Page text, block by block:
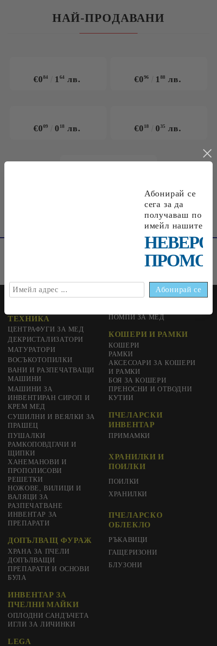
НАЙ-ПРОДАВАНИ
€084 164 лв. €096 188 лв.
€009 018 лв. €018 035 лв.
ТЕХНИКА
ЦЕНТРАФУГИ ЗА МЕД
ДЕКРИСТАЛИЗАТОРИ
МАТУРАТОРИ
ВОСЪКОТОПИЛКИ
ВАНИ И РАЗПЕЧАТВАЩИ
МАШИНИ
МАШИНИ ЗА
ИНВЕНТИРАН СИРОП И
КРЕМ МЕД
СУШИЛНИ И ВЕЯЛКИ ЗА
ПРАШЕЦ
ПОМПИ ЗА МЕД
КОШЕРИ И РАМКИ
КОШЕРИ
РАМКИ
АКСЕСОАРИ ЗА КОШЕРИ
И РАМКИ
БОЯ ЗА КОШЕРИ
ПРЕНОСНИ И ОТВОДНИ
КУТИИ
ПЧЕЛАРСКИ
ИНВЕНТАР
ПУШАЛКИ
РАМКОПОВДГАЧИ И
ЩИПКИ
ХАНЕМАНОВИ И
ПРОПОЛИСОВИ
РЕШЕТКИ
НОЖОВЕ, ВИЛИЦИ И
ВАЛЯЦИ ЗА
РАЗПЕЧАТВАНЕ
ИНВЕНТАР ЗА
ПРЕПАРАТИ
ДОПЪЛВАЩ ФУРАЖ
ХРАНА ЗА ПЧЕЛИ
ДОПЪЛВАЩИ
ПРЕПАРАТИ И ОСНОВИ
ПРИМАМКИ
ХРАНИЛКИ И
ПОИЛКИ
ПОИЛКИ
ХРАНИЛКИ
ПЧЕЛАРСКО
ОБЛЕКЛО
РЪКАВИЦИ
ГАЩЕРИЗОНИ
БЛУЗОНИ
БУЛА
ИНВЕНТАР ЗА
ПЧЕЛНИ МАЙКИ
ОПЛОДНИ САНДЪЧЕТА
ИГЛИ ЗА ЛИЧИНКИ
LEGA
Абонирай се
сега за да
получаваш по
имейл нашите